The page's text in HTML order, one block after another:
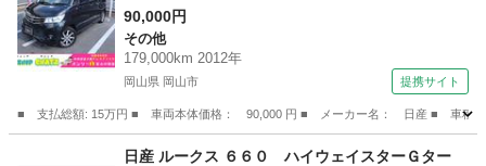
Ｗ スマートキー パワステ パワーウィンド
ウ オートエアコン ＡＢＳ オートマ ベンチ
シート タイミングチェーン式 （検9.12）
90,000円
その他
179,000km 2012年
岡山県 岡山市 提携サイト
■ 支払総額: 15万円 ■ 車両本体価格： 90,000 円 ■ メーカー名： 日産 ■ 車種
その他
日産 ルークス ６６０ ハイウェイスターＧター